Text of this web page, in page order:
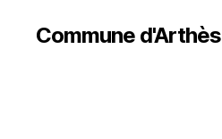
Commune d'Arthès